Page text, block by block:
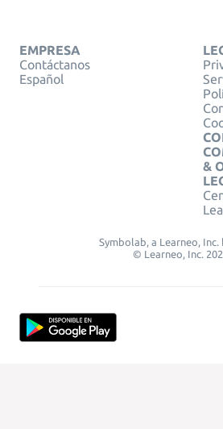
EMPRESA
Contáctanos
Español
&
Symbolab, a Learneo, Inc.
© Learneo, Inc.